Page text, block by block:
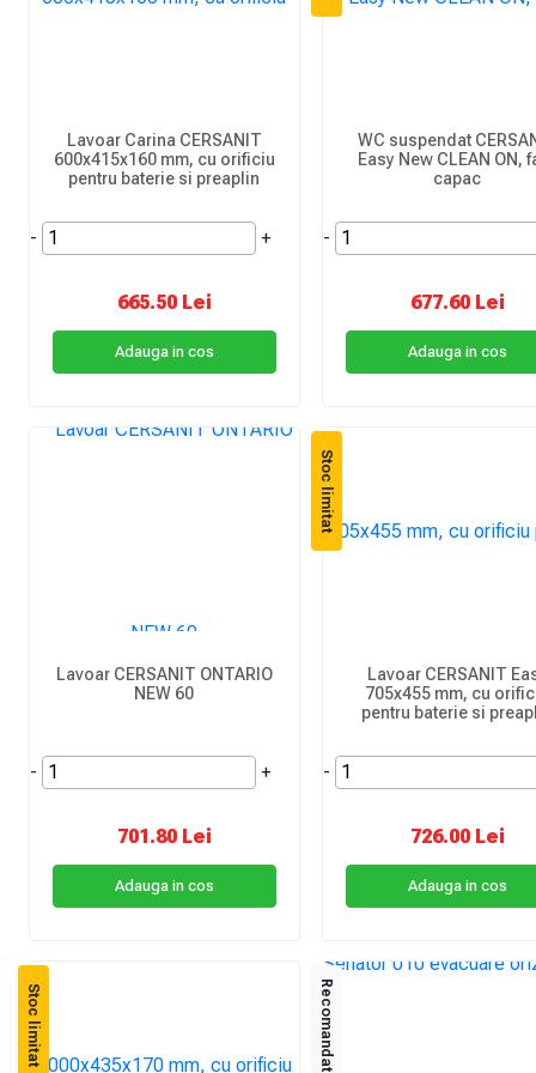
Lavoar Carina CERSANIT
600x415x160 mm, cu orificiu
pentru baterie si preaplin
- +
665.50 Lei
Adauga in cos
WC suspendat
Easy New CLEAN ON,
capac
-
677.60 Lei
Adauga in cos
Lavoar CERSANIT ONTARIO
NEW 60
- +
701.80 Lei
Adauga in cos
Stoc limitat
Lavoar CERSANIT
705x455 mm, cu
pentru baterie si
-
726.00 Lei
Adauga in cos
Stoc limitat Recomandat